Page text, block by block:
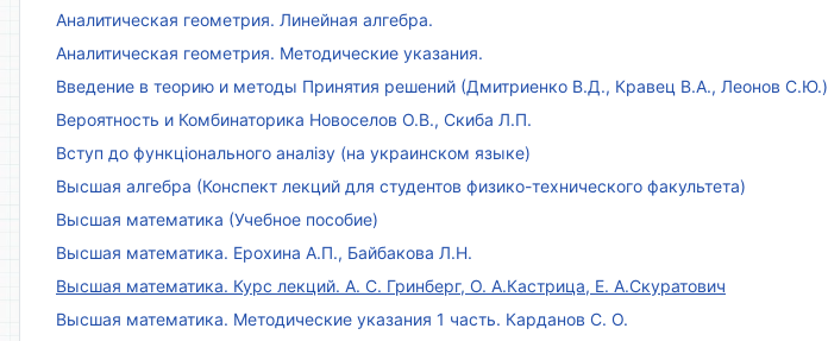
Аналитическая геометрия. Линейная алгебра.
Аналитическая геометрия. Методические указания.
Введение в теорию и методы Принятия решений (Дмитриенко В.Д., Кравец В.А., Леонов С.Ю.)
Вероятность и Комбинаторика Новоселов О.В., Скиба Л.П.
Вступ до функціонального аналізу (на украинском языке)
Высшая алгебра (Конспект лекций для студентов физико-технического факультета)
Высшая математика (Учебное пособие)
Высшая математика. Ерохина А.П., Байбакова Л.Н.
Высшая математика. Курс лекций. А. С. Гринберг, О. А.Кастрица, Е. А.Скуратович
Высшая математика. Методические указания 1 часть. Карданов С. О.